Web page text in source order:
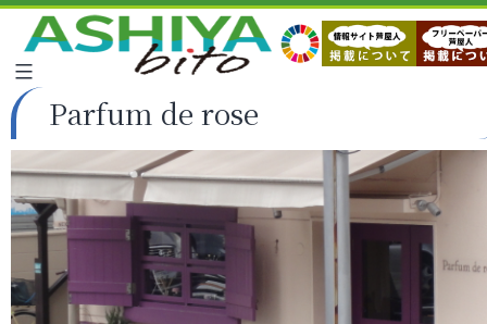
Parfum de rose